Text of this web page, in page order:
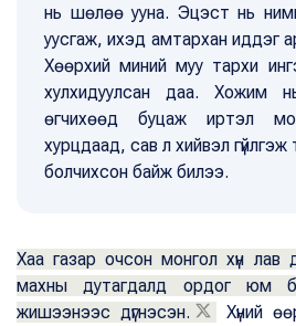
нь шөлөө ууна. Эцэст нь
уусгаж, ихэд амтархан иддэг
Хөөрхий миний муу тархи
хулхидуулсан даа. Хожим
өгчихөөд буцаж иртэл
хурцдаад, сав л хийвэл гүйлгэж
болчихсон байж билээ.
Хаа газар очсон монгол хүн
махны дутагдалд ордог юм
жишээнээс дүгнэсэн.
Хүний